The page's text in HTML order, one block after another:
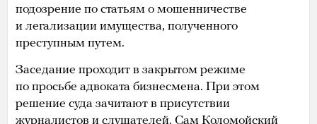
подозрение по статьям о мошенничестве
и легализации имущества, полученного
преступным путем.
Заседание проходит в закрытом режиме
по просьбе адвоката бизнесмена. При этом
решение суда зачитают в присутствии
журналистов и слушателей. Сам Коломойский